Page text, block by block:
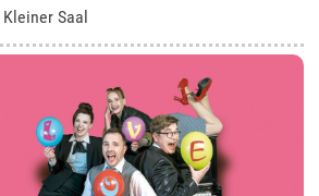
Kleiner Saal